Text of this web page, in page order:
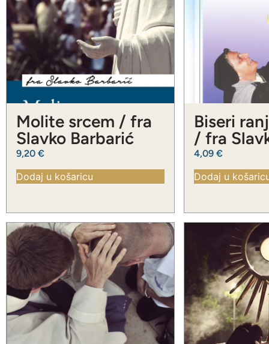
Molite srcem / fra
Slavko Barbarić
9,20 €
Dodaj u košaricu
Biseri
/ fra
Barbarić
4,09 €
Dodaj u